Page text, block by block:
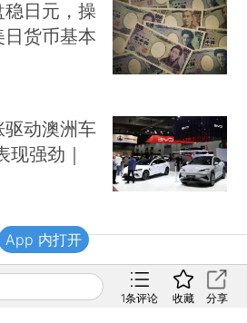
日元，操
货币基本
动澳洲车
强劲｜
1条评论 收藏 分享
App 内打开